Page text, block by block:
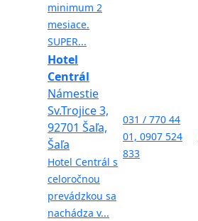
minimum 2
mesiace.
SUPER...
Hotel
Centrál
Námestie
Sv.Trojice 3,
92701 Šaľa,
Šaľa
Hotel Centrál s
celoročnou
prevádzkou sa
nachádza v...
031 / 770 44
01, 0907 524
833